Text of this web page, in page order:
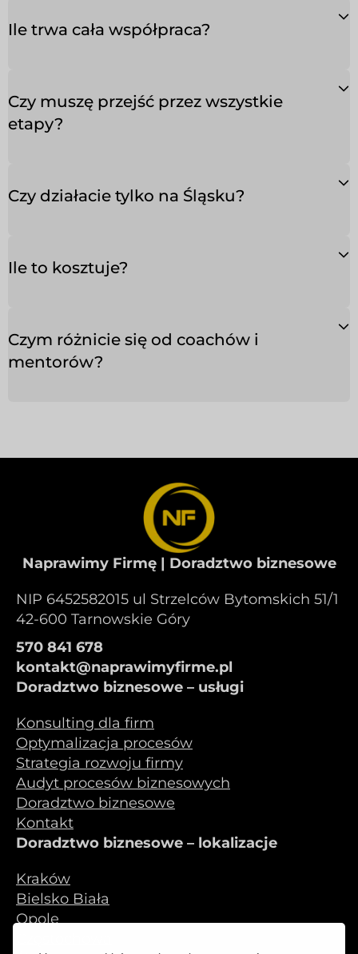
Ile trwa cała współpraca?
Czy muszę przejść przez wszystkie
etapy?
Czy działacie tylko na Śląsku?
Ile to kosztuje?
Czym różnicie się od coachów i
mentorów?
Naprawimy Firmę | Doradztwo biznesowe
NIP 6452582015 ul Strzelców Bytomskich 51/1
42-600 Tarnowskie Góry
570 841 678
kontakt@naprawimyfirme.pl
Doradztwo biznesowe – usługi
Konsulting dla firm
Optymalizacja procesów
Strategia rozwoju firmy
Audyt procesów biznesowych
Doradztwo biznesowe
Kontakt
Doradztwo biznesowe – lokalizacje
Kraków
Bielsko Biała
Opole